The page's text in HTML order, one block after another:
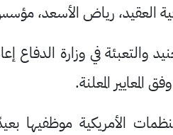
العقيد، رياض الأسعد،
والتعبئة في وزارة
المعايير المعلنة.
الأمريكية موظفيها